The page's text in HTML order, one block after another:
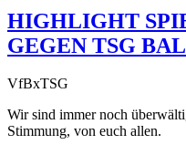
HIGHLIGHT
GEGEN TSG
VfBxTSG
Wir sind immer noch
Stimmung, von euch allen.